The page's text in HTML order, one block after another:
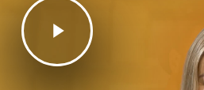
Play
Video